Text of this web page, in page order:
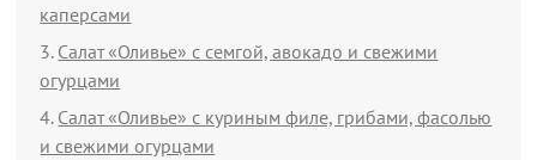
каперсами
Салат «Оливье» с семгой, авокадо и свежими
огурцами
Салат «Оливье» с куриным филе, грибами, фасолью
и свежими огурцами